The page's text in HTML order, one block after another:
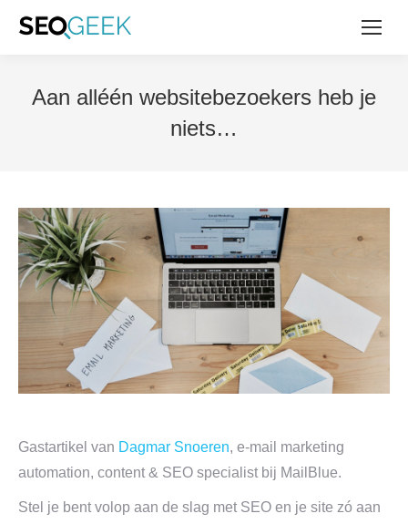
Aan alléén websitebezoekers heb je
niets…
Gastartikel van Dagmar Snoeren, e-mail marketing
automation, content & SEO specialist bij MailBlue.
Stel je bent volop aan de slag met SEO en je site zó aan